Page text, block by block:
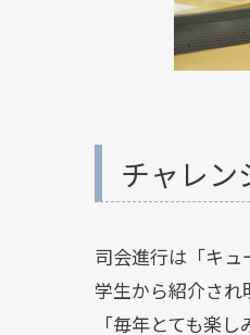
チャレン
司会進行は「キュ
学生から紹介され
「毎年とても楽